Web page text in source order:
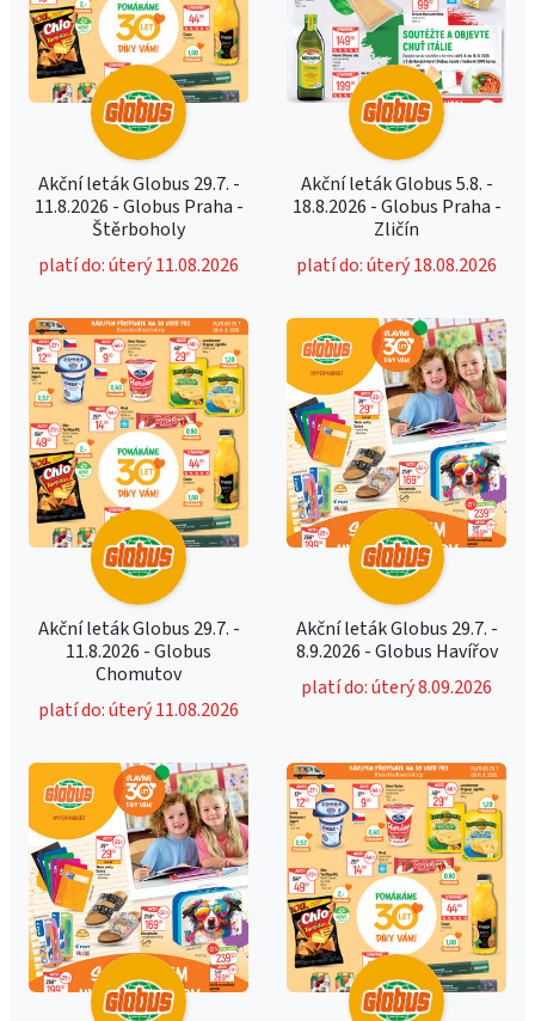
Akční leták Globus 29.7. -
11.8.2026 - Globus Praha -
Štěrboholy
platí do: úterý 11.08.2026
Akční leták Globus 5.8. -
18.8.2026 - Globus Praha -
Zličín
platí do: úterý 18.08.2026
Akční leták Globus 29.7. -
11.8.2026 - Globus
Chomutov
platí do: úterý 11.08.2026
Akční leták Globus 29.7. -
8.9.2026 - Globus Havířov
platí do: úterý 8.09.2026